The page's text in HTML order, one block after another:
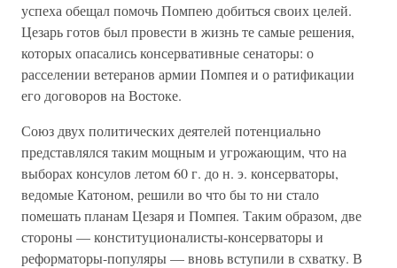
успеха обещал помочь Помпею добиться своих целей.
Цезарь готов был провести в жизнь те самые решения,
которых опасались консервативные сенаторы: о
расселении ветеранов армии Помпея и о ратификации
его договоров на Востоке.
Союз двух политических деятелей потенциально
представлялся таким мощным и угрожающим, что на
выборах консулов летом 60 г. до н. э. консерваторы,
ведомые Катоном, решили во что бы то ни стало
помешать планам Цезаря и Помпея. Таким образом, две
стороны — конституционалисты-консерваторы и
реформаторы-популяры — вновь вступили в схватку. В